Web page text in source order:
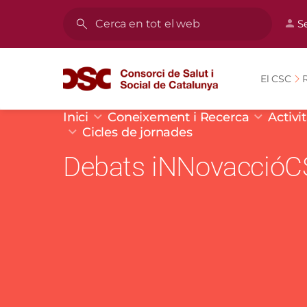
Cerca
El CSC
Fil d'ariadna
Inici Coneixement i Recerca
Cicles de jornades
Debats